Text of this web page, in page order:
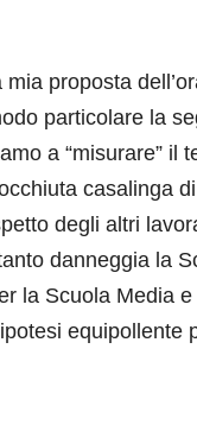
proposta
particolare la
a “misurare” il
casalinga
degli altri
danneggia la
la Scuola Media
equipollente